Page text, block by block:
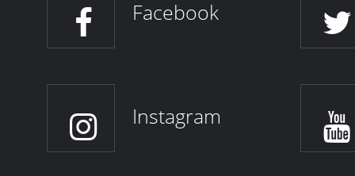
Facebook
Instagram